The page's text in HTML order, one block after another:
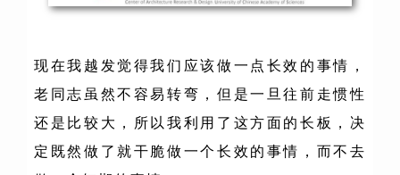
现在我越发觉得我们应该做一点长效的事情，
老同志虽然不容易转弯，但是一旦往前走惯性
还是比较大，所以我利用了这方面的长板，决
定既然做了就干脆做一个长效的事情，而不去